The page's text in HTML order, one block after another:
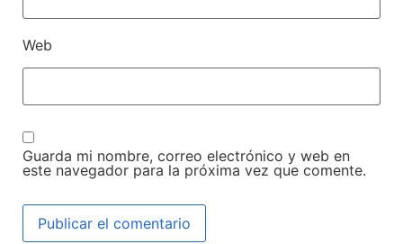
Web
Guarda mi nombre, correo electrónico y web en
este navegador para la próxima vez que comente.